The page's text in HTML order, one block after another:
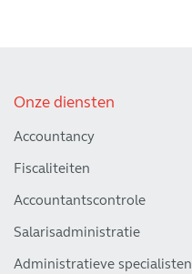
Onze diensten
Accountancy
Fiscaliteiten
Accountantscontrole
Salarisadministratie
Administratieve specialisten